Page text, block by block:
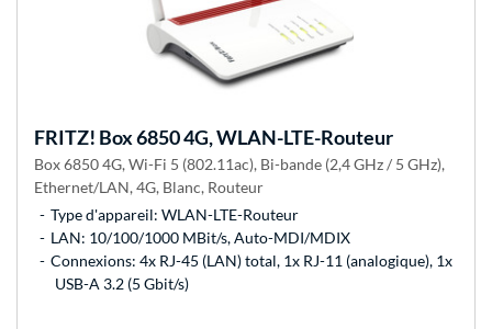
FRITZ! Box 6850 4G, WLAN-LTE-Routeur
Box 6850 4G, Wi-Fi 5 (802.11ac), Bi-bande (2,4 GHz / 5 GHz),
Ethernet/LAN, 4G, Blanc, Routeur
Type d'appareil: WLAN-LTE-Routeur
LAN: 10/100/1000 MBit/s, Auto-MDI/MDIX
Connexions: 4x RJ-45 (LAN) total, 1x RJ-11 (analogique), 1x
USB-A 3.2 (5 Gbit/s)